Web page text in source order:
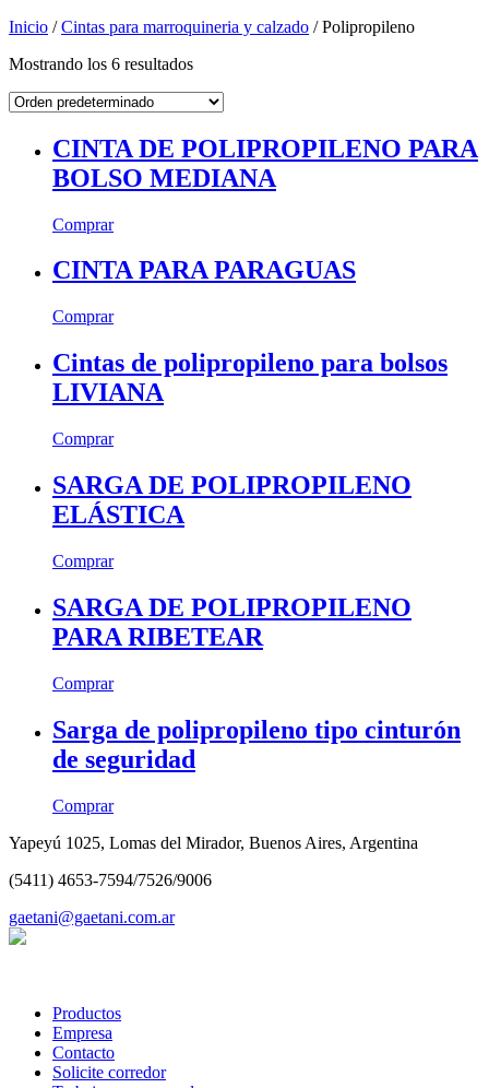
Inicio /Cintas para marroquineria y calzado / Polipropileno
Mostrando los 6 resultados
CINTA DE POLIPROPILENO PARA
BOLSO MEDIANA
Comprar
CINTA PARA PARAGUAS
Comprar
Cintas de polipropileno para bolsos
LIVIANA
Comprar
SARGA DE POLIPROPILENO
ELÁSTICA
Comprar
SARGA DE POLIPROPILENO
PARA RIBETEAR
Comprar
Sarga de polipropileno tipo cinturón
de seguridad
Comprar
Yapeyú 1025, Lomas del Mirador, Buenos Aires, Argentina
(5411) 4653-7594/7526/9006
gaetani@gaetani.com.ar
Productos
Empresa
Contacto
Solicite corredor